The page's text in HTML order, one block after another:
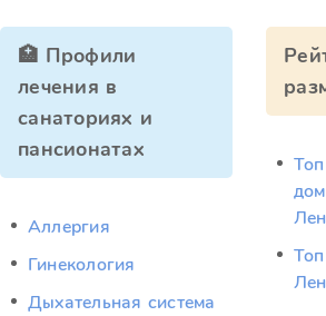
🏥 Профили
лечения в
санаториях и
пансионатах
Аллергия
Гинекология
Дыхательная система